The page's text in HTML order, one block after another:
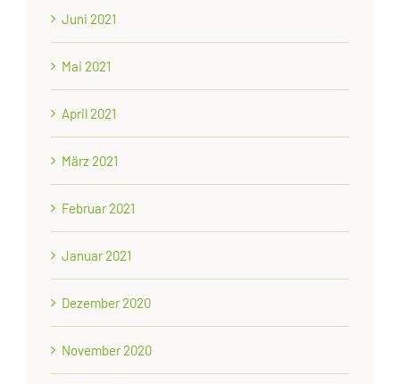
Juni 2021
Mai 2021
April 2021
März 2021
Februar 2021
Januar 2021
Dezember 2020
November 2020